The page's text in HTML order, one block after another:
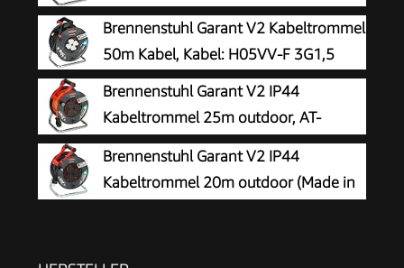
Brennenstuhl Garant V2 Kabeltrommel
50m Kabel, Kabel: H05VV-F 3G1,5
Brennenstuhl Garant V2 IP44
Kabeltrommel 25m outdoor, AT-
N05V3V3-F 3G1,5
Brennenstuhl Garant V2 IP44
Kabeltrommel 20m outdoor (Made in